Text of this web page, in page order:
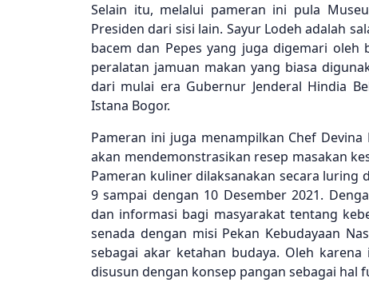
Selain itu, melalui pameran ini pula
Presiden dari sisi lain. Sayur Lodeh adalah
bacem dan Pepes yang juga digemari
peralatan jamuan makan yang biasa
dari mulai era Gubernur Jenderal Hindia
Istana Bogor.
Pameran ini juga menampilkan Chef
akan mendemonstrasikan resep masakan
Pameran kuliner dilaksanakan secara
9 sampai dengan 10 Desember 2021.
dan informasi bagi masyarakat tentang
senada dengan misi Pekan Kebudayaan
sebagai akar ketahan budaya. Oleh
disusun dengan konsep pangan sebagai hal